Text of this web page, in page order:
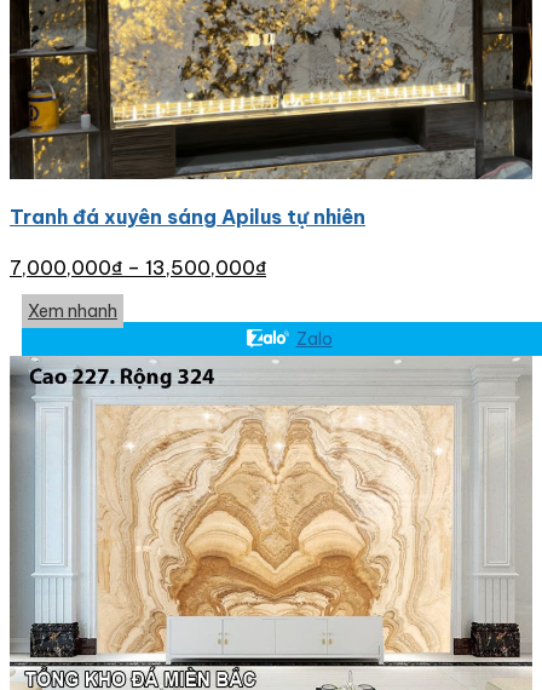
Tranh đá xuyên sáng Apilus tự nhiên
7,000,000₫ – 13,500,000₫
Xem nhanh
Zalo